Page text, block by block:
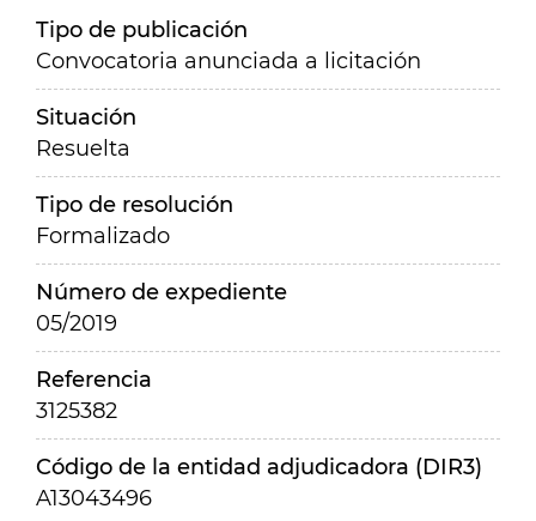
Tipo de publicación
Convocatoria anunciada a licitación
Situación
Resuelta
Tipo de resolución
Formalizado
Número de expediente
05/2019
Referencia
3125382
Código de la entidad adjudicadora (DIR3)
A13043496